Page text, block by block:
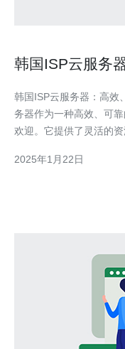
韩国ISP云服务
韩国ISP云服务器：高效、可
务器作为一种高效、可
欢迎。它提供了灵活的
虚拟化技术，将物理服
2025年1月22日